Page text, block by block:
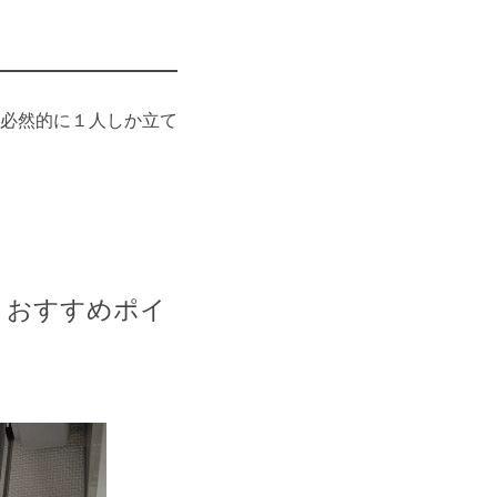
然的に１人しか立て
すすめポイ